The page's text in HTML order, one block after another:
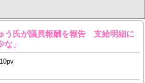
う氏が議員報酬を報告 支給明細に
」